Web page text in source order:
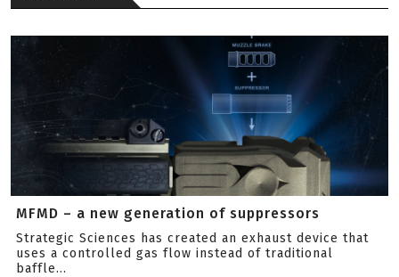
MFMD – a new generation of suppressors
Strategic Sciences has created an exhaust device that
uses a controlled gas flow instead of traditional
baffle...